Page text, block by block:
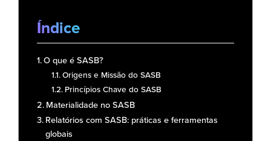
Índice
O que é SASB?
Origens e Missão do SASB
Princípios Chave do SASB
Materialidade no SASB
Relatórios com SASB: práticas e ferramentas
globais